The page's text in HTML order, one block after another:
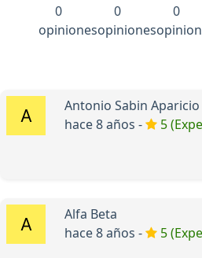
0
opiniones
0
opiniones
0
Antonio Sabin Aparicio
hace 8 años -
5
Alfa Beta
hace 8 años -
5